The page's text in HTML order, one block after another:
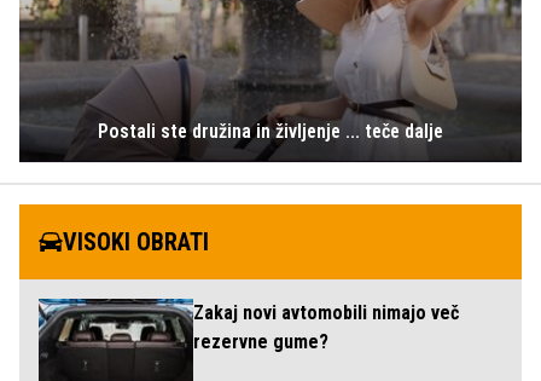
Postali ste družina in življenje ... teče dalje
VISOKI OBRATI
Zakaj novi avtomobili nimajo več
rezervne gume?